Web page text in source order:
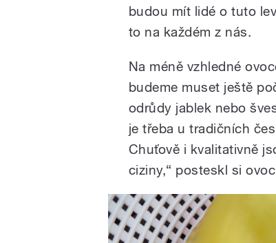
budou mít lidé o tuto
to na každém z nás.
Na méně vzhledné
budeme muset ještě
odrůdy jablek nebo
je třeba u tradičních
Chuťově i kvalitativně
ciziny,“ posteskl si